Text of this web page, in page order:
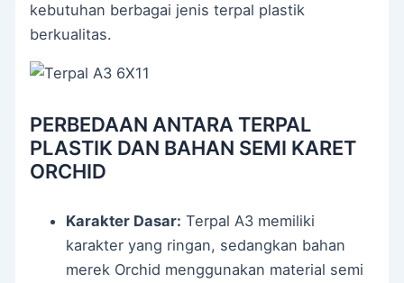
kebutuhan berbagai jenis terpal plastik
berkualitas.
PERBEDAAN ANTARA TERPAL
PLASTIK DAN BAHAN SEMI KARET
ORCHID
Karakter Dasar: Terpal A3 memiliki
karakter yang ringan, sedangkan bahan
merek Orchid menggunakan material semi